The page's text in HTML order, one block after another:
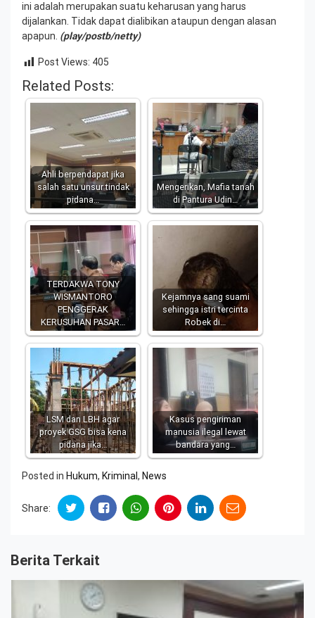
ini adalah merupakan suatu keharusan yang harus
dijalankan. Tidak dapat dialibikan ataupun dengan alasan
apapun. (play/postb/netty)
Post Views: 405
Related Posts:
Ahli berpendapat jika
salah satu unsur tindak
pidana…
Mengerikan, Mafia tanah
di Pantura Udin…
TERDAKWA TONY
WISMANTORO
PENGGERAK
KERUSUHAN PASAR…
Kejamnya sang suami
sehingga istri tercinta
Robek di…
LSM dan LBH agar
proyek GSG bisa kena
pidana jika…
Kasus pengiriman
manusia ilegal lewat
bandara yang…
Posted in Hukum, Kriminal, News
Share:
Berita Terkait